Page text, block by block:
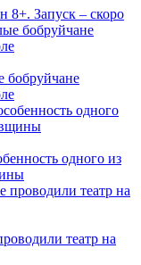
8+. Запуск – скоро
бобруйчане
одного из
театр на